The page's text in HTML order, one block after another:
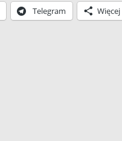
Telegram Więcej